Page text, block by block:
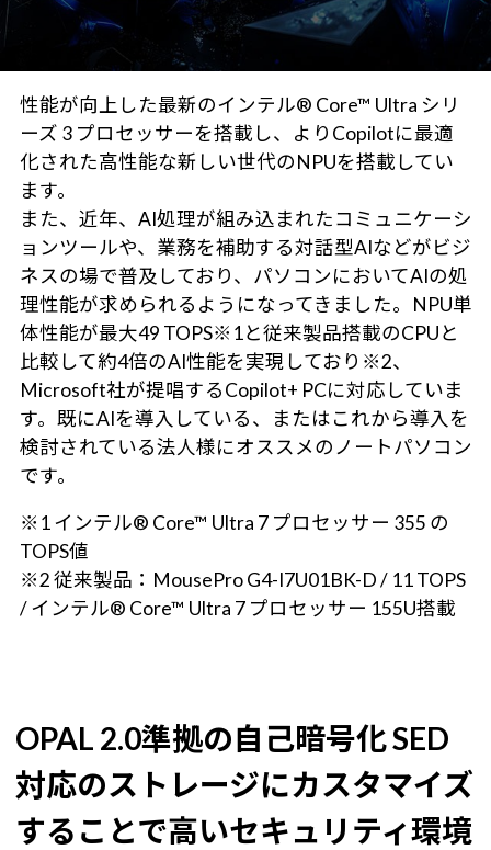
性能が向上した最新のインテル® Core™ Ultra シリ
ーズ 3 プロセッサーを搭載し、よりCopilotに最適
化された高性能な新しい世代のNPUを搭載してい
ます。
また、近年、AI処理が組み込まれたコミュニケーシ
ョンツールや、業務を補助する対話型AIなどがビジ
ネスの場で普及しており、パソコンにおいてAIの処
理性能が求められるようになってきました。NPU単
体性能が最大49 TOPS※1と従来製品搭載のCPUと
比較して約4倍のAI性能を実現しており※2、
Microsoft社が提唱するCopilot+ PCに対応していま
す。既にAIを導入している、またはこれから導入を
検討されている法人様にオススメのノートパソコン
です。
※1 インテル® Core™ Ultra 7 プロセッサー 355 の
TOPS値
※2 従来製品：MousePro G4-I7U01BK-D / 11 TOPS
/ インテル® Core™ Ultra 7 プロセッサー 155U搭載
OPAL 2.0準拠の自己暗号化 SED
対応のストレージにカスタマイズ
することで高いセキュリティ環境